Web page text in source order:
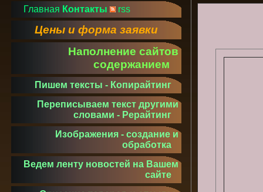
Главная Контакты rss
Цены и форма заявки
Наполнение сайтов
содержанием
Пишем тексты - Копирайтинг
Переписываем текст другими
словами - Рерайтинг
Изображения - создание и
обработка
Ведем ленту новостей на Вашем
сайте